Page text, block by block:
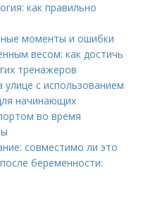
как правильно
моменты и ошибки
весом: как достичь
тренажеров
улице с использованием
начинающих
во время
совместимо ли это
беременности: